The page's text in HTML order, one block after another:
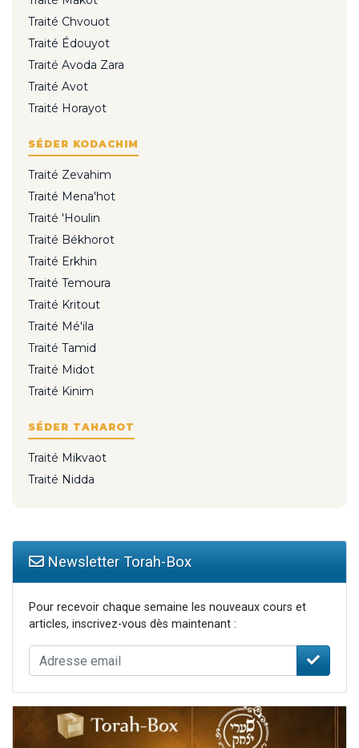
Traité Chvouot
Traité Édouyot
Traité Avoda Zara
Traité Avot
Traité Horayot
SÉDER KODACHIM
Traité Zevahim
Traité Mena'hot
Traité 'Houlin
Traité Békhorot
Traité Erkhin
Traité Temoura
Traité Kritout
Traité Mé'ila
Traité Tamid
Traité Midot
Traité Kinim
SÉDER TAHAROT
Traité Mikvaot
Traité Nidda
Newsletter Torah-Box
Pour recevoir chaque semaine les nouveaux cours et
articles, inscrivez-vous dès maintenant :